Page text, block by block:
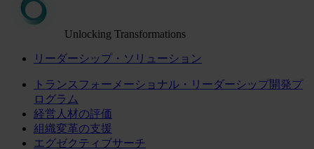
Unlocking Transformations
リーダーシップ・ソリューション
トランスフォーメーショナル・リーダーシップ開発プ
ログラム
経営人材の評価
組織変革の支援
エグゼクティブサーチ